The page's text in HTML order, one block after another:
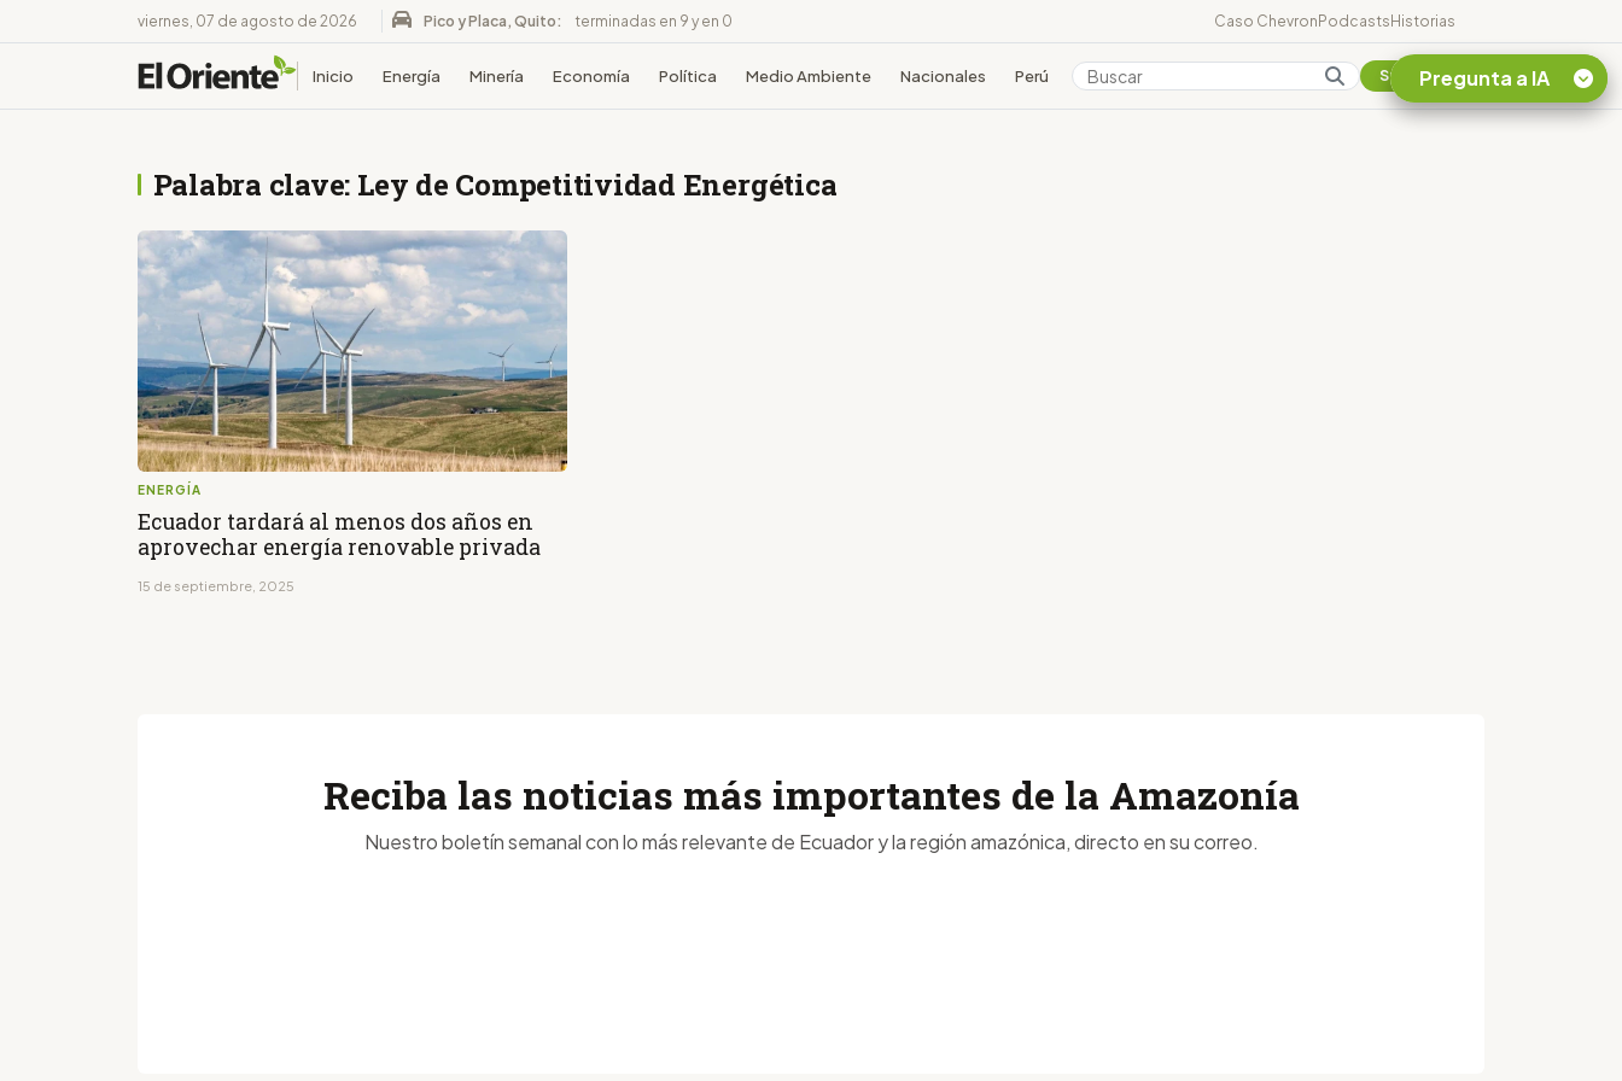
viernes, 07 de agosto de 2026 Pico y Placa, Quito: terminadas en 9 y en 0 Caso ChevronPodcastsHistorias
Inicio Energía Minería Economía Política Medio Ambiente Nacionales Perú Colombia Suscribirse
Palabra clave: Ley de Competitividad Energética
ENERGÍA
Ecuador tardará al menos dos años en
aprovechar energía renovable privada
15 de septiembre, 2025
Pregunta a IA
Reciba las noticias más importantes de la Amazonía
Nuestro boletín semanal con lo más relevante de Ecuador y la región amazónica, directo en su correo.